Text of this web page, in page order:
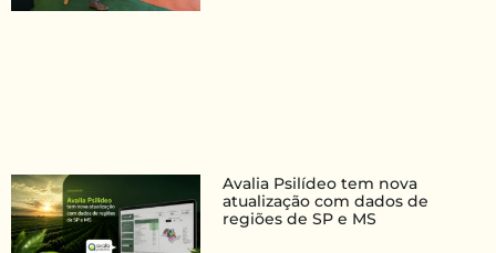
Avalia Psilídeo tem nova
atualização com dados de
regiões de SP e MS